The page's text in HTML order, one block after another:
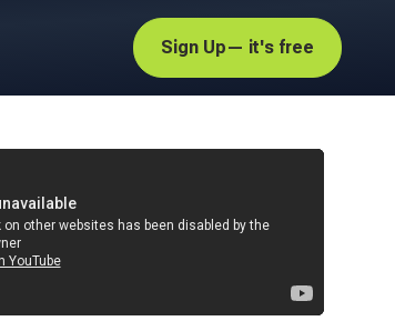
Sign Up— it's free